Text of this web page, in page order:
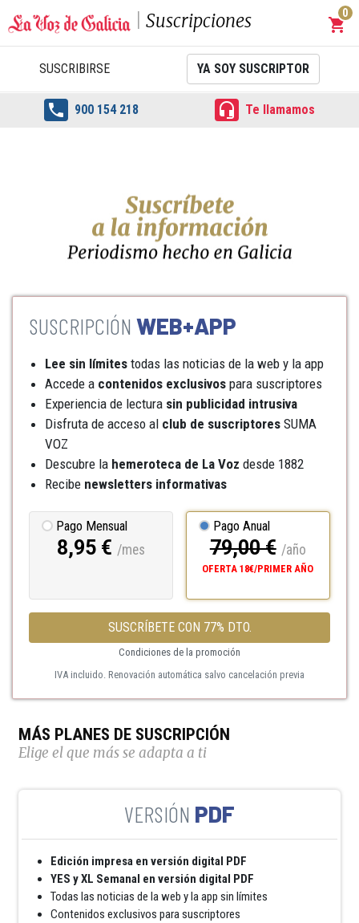
Suscripciones shopping_cart
0
SUSCRIBIRSE YA SOY SUSCRIPTOR
 900 154 218  Te llamamos
WEB+APP
Lee sin límites todas las noticias de la web y la app
Accede a contenidos exclusivos para suscriptores
Experiencia de lectura sin publicidad intrusiva
Disfruta de acceso al club de suscriptores SUMA
VOZ
Descubre la hemeroteca de La Voz desde 1882
Recibe newsletters informativas
Pago Mensual
8,95 € /mes
Pago Anual
79,00 € /año
OFERTA 18€/PRIMER AÑO
SUSCRÍBETE CON 77% DTO.
Condiciones de la promoción
IVA incluido. Renovación automática salvo cancelación previa
MÁS PLANES DE SUSCRIPCIÓN
Elige el que más se adapta a ti
PDF
Edición impresa en versión digital PDF
YES y XL Semanal en versión digital PDF
Todas las noticias de la web y la app sin límites
Contenidos exclusivos para suscriptores